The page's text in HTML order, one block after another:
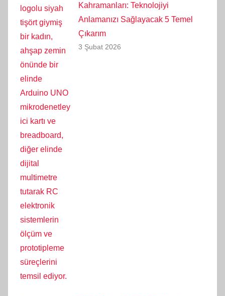
Kahramanları: Teknolojiyi
Anlamanızı Sağlayacak 5 Temel
Çıkarım
3 Şubat 2026